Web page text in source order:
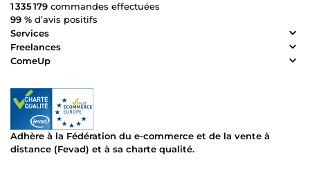
1 335 179 commandes effectuées
99 % d’avis positifs
Services
Freelances
ComeUp
Adhère à la Fédération du e-commerce et de la vente à
distance (Fevad) et à sa charte qualité.